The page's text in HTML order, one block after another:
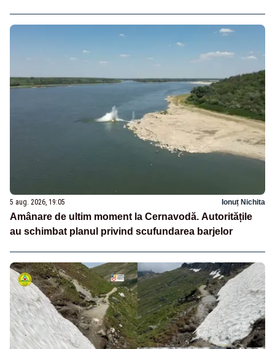
5 aug. 2026, 19:05 Ionuț Nichita
Amânare de ultim moment la Cernavodă. Autoritățile
au schimbat planul privind scufundarea barjelor